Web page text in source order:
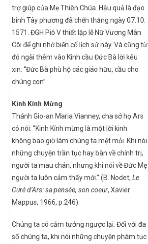
trợ giúp của Mẹ Thiên Chúa. Hậu quả là đạo
binh Tây phương đã chến thắng ngày 07.10.
1571. ĐGH Piô V thiết lập lễ Nữ Vương Mân
Côi để ghi nhớ biến cố lịch sử này. Và cũng từ
đó ngài thêm vào Kinh cầu Đức Bà lời kêu
xin: “Đức Bà phù hộ các giáo hữu, cầu cho
chúng con”
Kinh Kính Mừng
Thánh Gio-an Maria Vianney, cha sở họ Ars
có nói: “Kinh Kính mừng là một lời kinh
không bao giờ làm chúng ta mệt mỏi. Khi nói
những chuyện trần tục hay bàn về chính trị,
người ta mau chán, nhưng khi nói về Đức Mẹ
người ta luôn cảm thấy mới.” (B. Nodet, Le
Curé d’Ars: sa pensée, son coeur, Xavier
Mappus, 1966, p.246).
Chúng ta có cảm tưởng ngược lại. Đối với đa
số chúng ta, khi nói những chuyện phàm tục